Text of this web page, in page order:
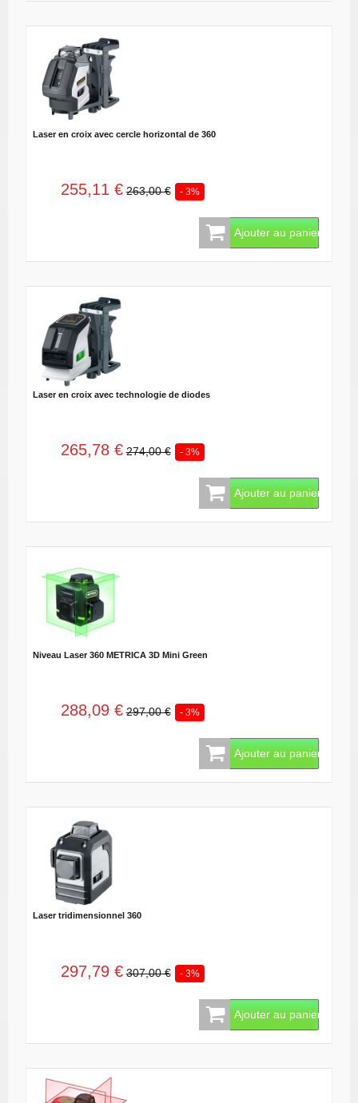
Laser en croix avec cercle horizontal de 360
255,11 € 263,00 € - 3%
Ajouter au panier
Laser en croix avec technologie de diodes
265,78 € 274,00 € - 3%
Ajouter au panier
Niveau Laser 360 METRICA 3D Mini Green
288,09 € 297,00 € - 3%
Ajouter au panier
Laser tridimensionnel 360
297,79 € 307,00 € - 3%
Ajouter au panier